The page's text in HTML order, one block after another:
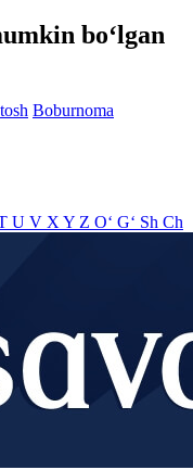
bo‘lgan
Boburnoma
U V X Y Z O‘ G‘ Sh Ch